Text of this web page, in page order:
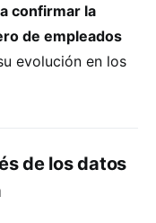
confirmar la
de empleados
evolución en los
de los datos